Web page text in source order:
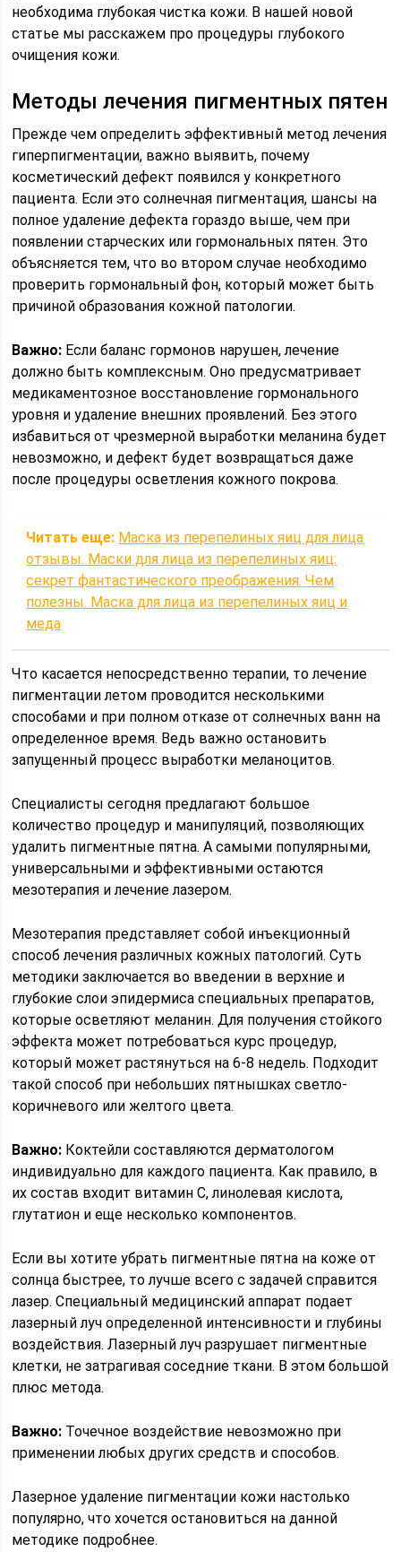
необходима глубокая чистка кожи. В нашей новой
статье мы расскажем про процедуры глубокого
очищения кожи.
Методы лечения пигментных пятен
Прежде чем определить эффективный метод лечения
гиперпигментации, важно выявить, почему
косметический дефект появился у конкретного
пациента. Если это солнечная пигментация, шансы на
полное удаление дефекта гораздо выше, чем при
появлении старческих или гормональных пятен. Это
объясняется тем, что во втором случае необходимо
проверить гормональный фон, который может быть
причиной образования кожной патологии.
Важно: Если баланс гормонов нарушен, лечение
должно быть комплексным. Оно предусматривает
медикаментозное восстановление гормонального
уровня и удаление внешних проявлений. Без этого
избавиться от чрезмерной выработки меланина будет
невозможно, и дефект будет возвращаться даже
после процедуры осветления кожного покрова.
Читать еще: Маска из перепелиных яиц для лица
отзывы. Маски для лица из перепелиных яиц:
секрет фантастического преображения. Чем
полезны. Маска для лица из перепелиных яиц и
меда
Что касается непосредственно терапии, то лечение
пигментации летом проводится несколькими
способами и при полном отказе от солнечных ванн на
определенное время. Ведь важно остановить
запущенный процесс выработки меланоцитов.
Специалисты сегодня предлагают большое
количество процедур и манипуляций, позволяющих
удалить пигментные пятна. А самыми популярными,
универсальными и эффективными остаются
мезотерапия и лечение лазером.
Мезотерапия представляет собой инъекционный
способ лечения различных кожных патологий. Суть
методики заключается во введении в верхние и
глубокие слои эпидермиса специальных препаратов,
которые осветляют меланин. Для получения стойкого
эффекта может потребоваться курс процедур,
который может растянуться на 6-8 недель. Подходит
такой способ при небольших пятнышках светло-
коричневого или желтого цвета.
Важно: Коктейли составляются дерматологом
индивидуально для каждого пациента. Как правило, в
их состав входит витамин С, линолевая кислота,
глутатион и еще несколько компонентов.
Если вы хотите убрать пигментные пятна на коже от
солнца быстрее, то лучше всего с задачей справится
лазер. Специальный медицинский аппарат подает
лазерный луч определенной интенсивности и глубины
воздействия. Лазерный луч разрушает пигментные
клетки, не затрагивая соседние ткани. В этом большой
плюс метода.
Важно: Точечное воздействие невозможно при
применении любых других средств и способов.
Лазерное удаление пигментации кожи настолько
популярно, что хочется остановиться на данной
методике подробнее.